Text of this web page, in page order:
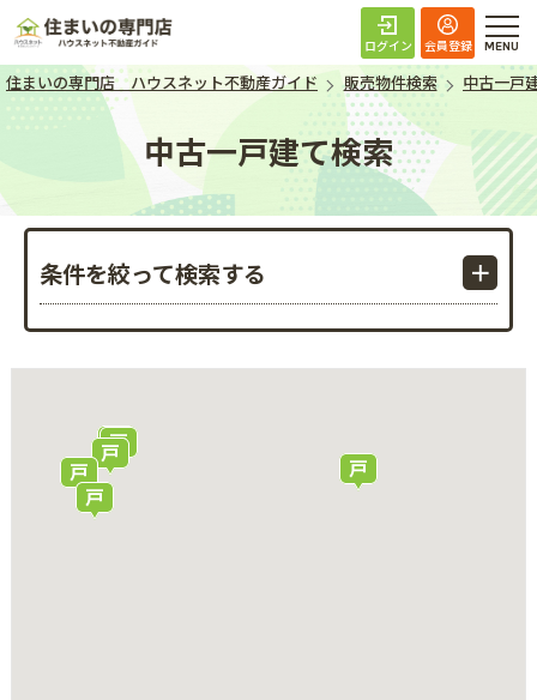
住まいの専門店 ハ
ログイン 会員登録
住まいの専門店 ハウスネット不動産ガイド 販売物件検索 中古一戸
中古一戸建て検索
条件を絞って検索する